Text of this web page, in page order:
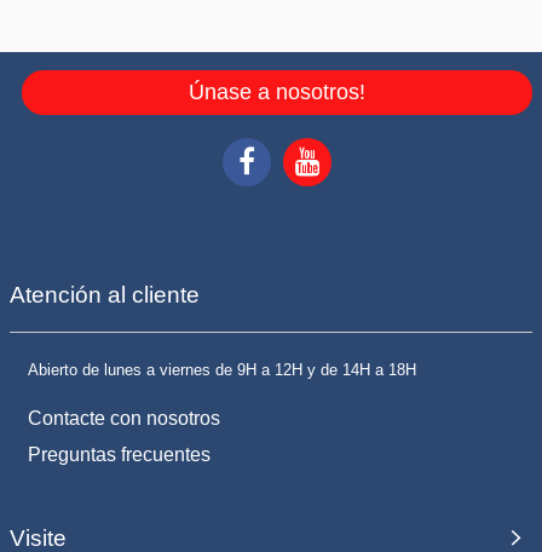
Únase a nosotros!
Atención al cliente
Abierto de lunes a viernes de 9H a 12H y de 14H a 18H
Contacte con nosotros
Preguntas frecuentes
Visite